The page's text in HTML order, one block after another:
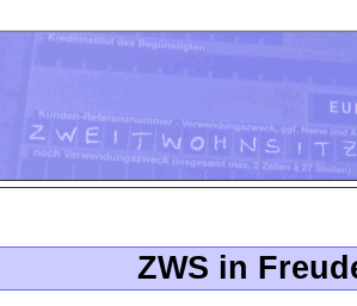
ZWS in